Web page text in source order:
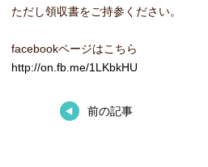
ただし領収書をご持参ください。
facebookページはこちら
http://on.fb.me/1LKbkHU
前の記事